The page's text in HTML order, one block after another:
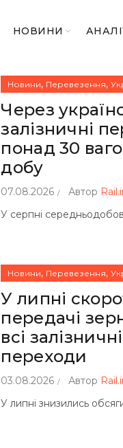
НОВИНИ
Новини, Перевезення,
Через
залізничні
понад 30
добу
07.08.2026 Автор
У серпні
Новини, Перевезення,
У липні
передачі
всі
переходи
03.08.2026 Автор
У липні знизились